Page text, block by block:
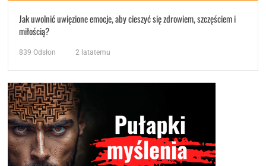
Jak uwolnić uwięzione emocje, aby cieszyć się zdrowiem, szczęściem i
miłością?
839 Odsłon 2 latatemu